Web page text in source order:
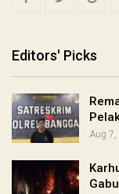
Editors' Picks
Aug 7,